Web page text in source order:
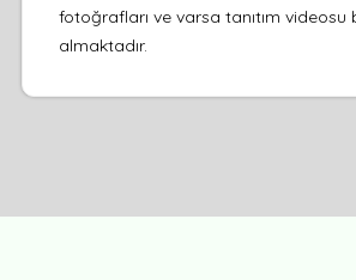
fotoğrafları ve varsa tanıtım
almaktadır.